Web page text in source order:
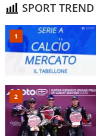
SPORT TREND